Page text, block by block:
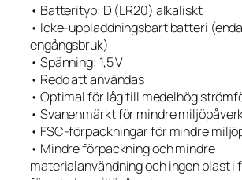
• Batterityp: D (LR20) alkaliskt
• Icke-uppladdningsbart batteri
engångsbruk)
• Spänning: 1,5 V
• Redo att användas
• Optimal för låg till medelhög
• Svanenmärkt för mindre
• FSC-förpackningar för mindre
• Mindre förpackning och mindre
materialanvändning och ingen plast i